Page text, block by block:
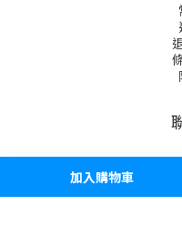
加入購物車
時間：週一至